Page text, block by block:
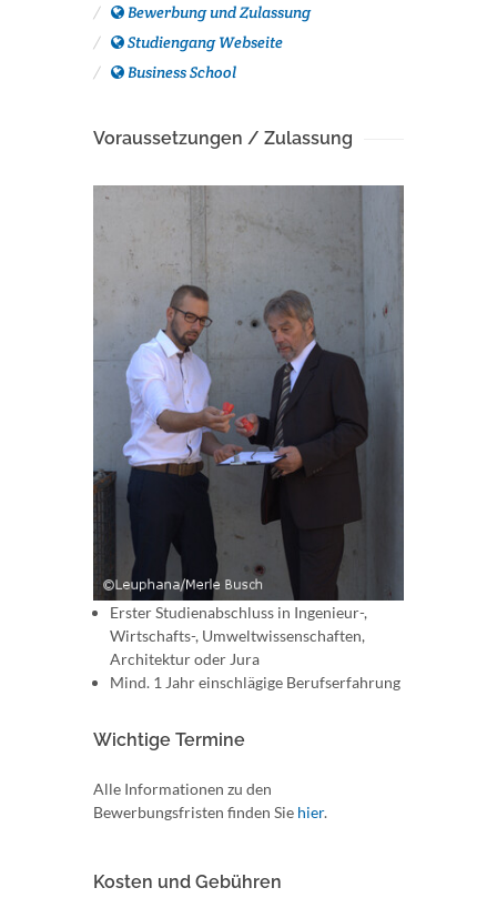
Bewerbung und Zulassung
Studiengang Webseite
Business School
Voraussetzungen / Zulassung
Erster Studienabschluss in Ingenieur-,
Wirtschafts-, Umweltwissenschaften,
Architektur oder Jura
Mind. 1 Jahr einschlägige Berufserfahrung
Wichtige Termine
Alle Informationen zu den
Bewerbungsfristen finden Sie hier.
Kosten und Gebühren